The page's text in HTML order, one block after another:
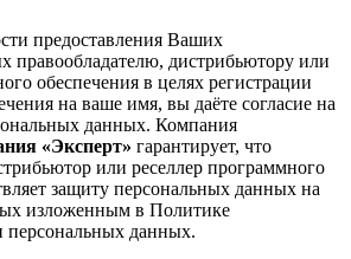
предоставления Ваших
правообладателю, дистрибьютору или
обеспечения в целях регистрации
на ваше имя, вы даёте согласие на
данных. Компания
«Эксперт» гарантирует, что
или реселлер программного
защиту персональных данных на
изложенным в Политике
персональных данных.